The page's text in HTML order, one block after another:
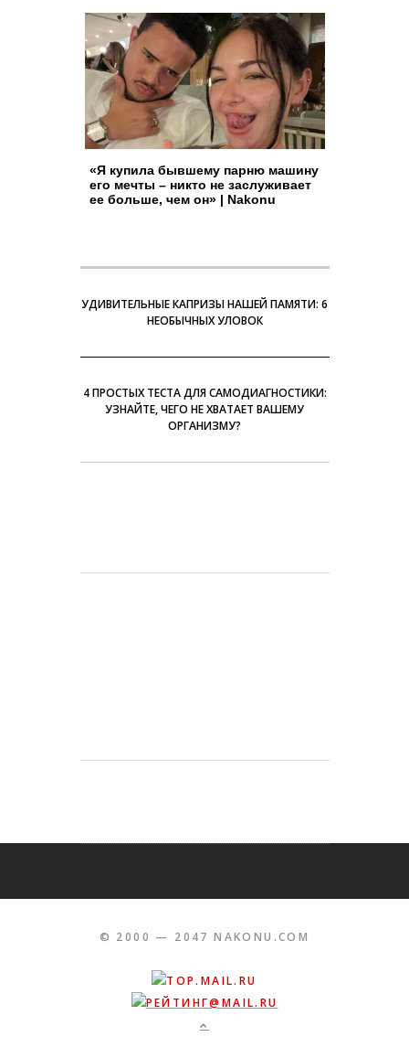
«Я купила бывшему парню машину
его мечты – никто не заслуживает
ее больше, чем он» | Nakonu
УДИВИТЕЛЬНЫЕ КАПРИЗЫ НАШЕЙ ПАМЯТИ: 6
НЕОБЫЧНЫХ УЛОВОК
4 ПРОСТЫХ ТЕСТА ДЛЯ САМОДИАГНОСТИКИ:
УЗНАЙТЕ, ЧЕГО НЕ ХВАТАЕТ ВАШЕМУ
ОРГАНИЗМУ?
© 2000 — 2047 NAKONU.COM